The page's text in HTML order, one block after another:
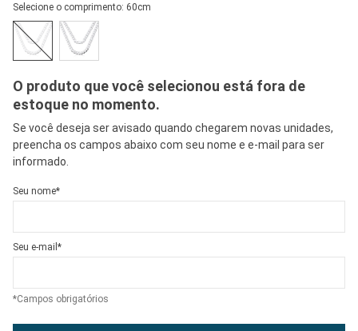
Selecione o comprimento: 60cm
O produto que você selecionou está fora de
estoque no momento.
Se você deseja ser avisado quando chegarem novas unidades,
preencha os campos abaixo com seu nome e e-mail para ser
informado.
Seu nome*
Seu e-mail*
*Campos obrigatórios